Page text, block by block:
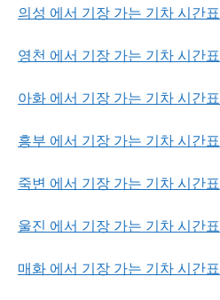
의성 에서 기장 가는 기차 시간표
영천 에서 기장 가는 기차 시간표
아화 에서 기장 가는 기차 시간표
흥부 에서 기장 가는 기차 시간표
죽변 에서 기장 가는 기차 시간표
울진 에서 기장 가는 기차 시간표
매화 에서 기장 가는 기차 시간표